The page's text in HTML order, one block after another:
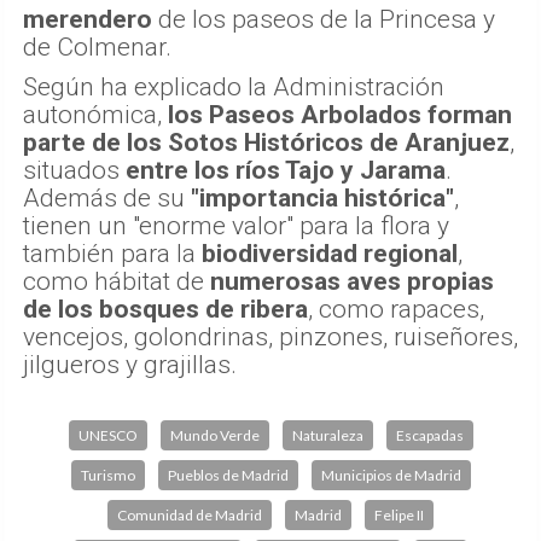
merendero de los paseos de la Princesa y
de Colmenar.
Según ha explicado la Administración
autonómica, los Paseos Arbolados forman
parte de los Sotos Históricos de Aranjuez,
situados entre los ríos Tajo y Jarama.
Además de su "importancia histórica",
tienen un "enorme valor" para la flora y
también para la biodiversidad regional,
como hábitat de numerosas aves propias
de los bosques de ribera, como rapaces,
vencejos, golondrinas, pinzones, ruiseñores,
jilgueros y grajillas.
UNESCO Mundo Verde Naturaleza Escapadas
Turismo Pueblos de Madrid Municipios de Madrid
Comunidad de Madrid Madrid Felipe II